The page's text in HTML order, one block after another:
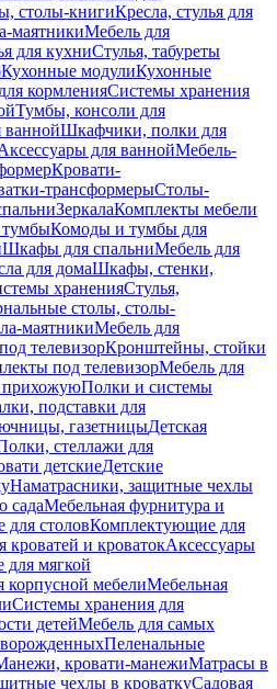
столы-книгиКресла, стулья для
маятникиМебель для
для кухниСтулья, табуреты
Кухонные модулиКухонные
кормленияСистемы хранения
Тумбы, консоли для
Шкафчики, полки для
для ваннойМебель-
Кровати-
трансформерыСтолы-
ЗеркалаКомплекты мебели
Комоды и тумбы для
Шкафы для спальниМебель для
для домаШкафы, стенки,
храненияСтулья,
столы, столы-
маятникиМебель для
телевизорКронштейны, стойки
под телевизорМебель для
Полки и системы
подставки для
газетницыДетская
стеллажи для
детскиеДетские
Наматрасники, защитные чехлы
садаМебельная фурнитура и
столовКомплектующие для
и кроватокАксессуары
мягкой
мебелиМебельная
Системы хранения для
детейМебель для самых
Пеленальные
кровати-манежиМатрасы в
чехлы в кроваткуСадовая